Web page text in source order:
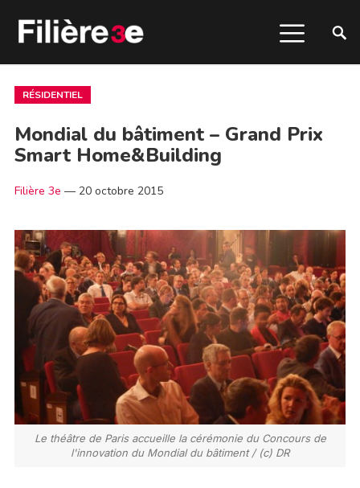
RÉSIDENTIEL
Mondial du bâtiment – Grand Prix
Smart Home&Building
Filière 3e — 20 octobre 2015
Le théâtre de Paris accueille la cérémonie du Concours de
l'innovation du Mondial du bâtiment / (c) DR